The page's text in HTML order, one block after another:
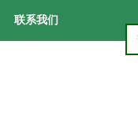
联系我们